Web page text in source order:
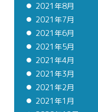
2021年8月
2021年7月
2021年6月
2021年5月
2021年4月
2021年3月
2021年2月
2021年1月